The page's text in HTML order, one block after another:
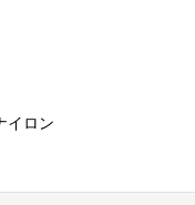
イロン